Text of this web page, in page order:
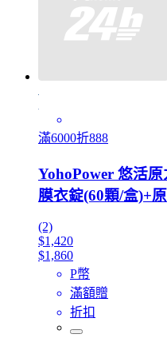
滿6000折888
YohoPower 悠活
膜衣錠(60顆/盒)+
(2)
$1,420
$1,860
P幣
滿額贈
折扣